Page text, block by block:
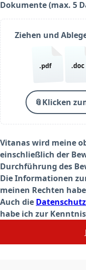
Dokumente (max. 5
(required)
Ziehen und
.pdf .doc
📎Klicken
Vitanas wird meine
einschließlich der
Durchführung des
Die Informationen
meinen Rechten
Auch die
habe ich zur